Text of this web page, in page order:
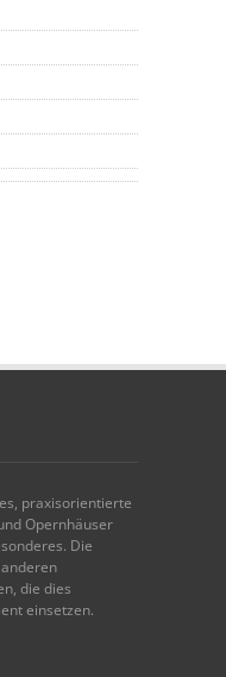
praxisorientierte
Opernhäuser
Die
die dies
einsetzen.